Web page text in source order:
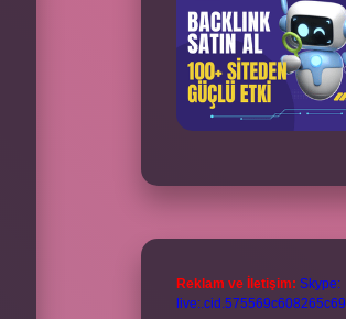
Reklam ve İletişim: Skype:
live:.cid.575569c608265c69